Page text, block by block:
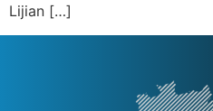
Lijian […]